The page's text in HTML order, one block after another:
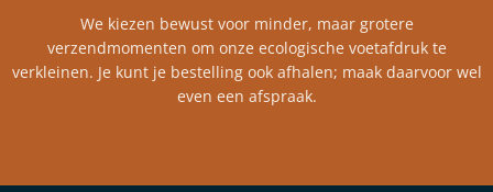
We kiezen bewust voor minder, maar grotere
verzendmomenten om onze ecologische voetafdruk te
verkleinen. Je kunt je bestelling ook afhalen; maak daarvoor wel
even een afspraak.